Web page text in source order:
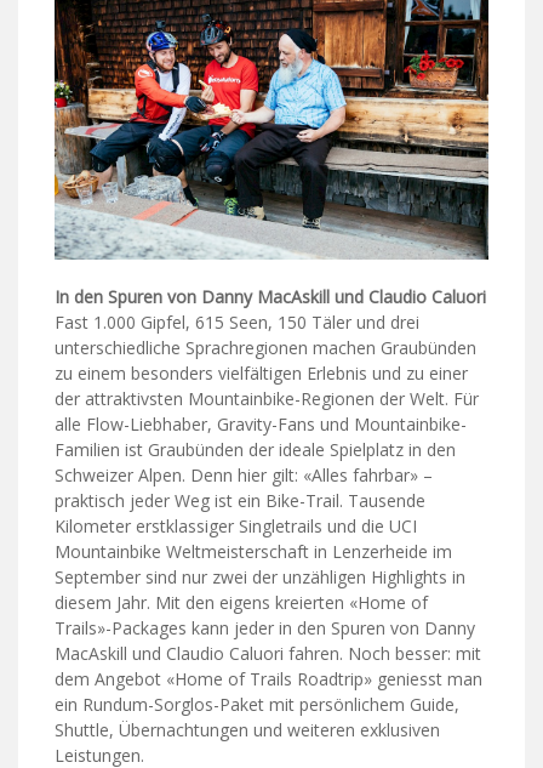
In den Spuren von Danny MacAskill und Claudio Caluori
Fast 1.000 Gipfel, 615 Seen, 150 Täler und drei
unterschiedliche Sprachregionen machen Graubünden
zu einem besonders vielfältigen Erlebnis und zu einer
der attraktivsten Mountainbike-Regionen der Welt. Für
alle Flow-Liebhaber, Gravity-Fans und Mountainbike-
Familien ist Graubünden der ideale Spielplatz in den
Schweizer Alpen. Denn hier gilt: «Alles fahrbar» –
praktisch jeder Weg ist ein Bike-Trail. Tausende
Kilometer erstklassiger Singletrails und die UCI
Mountainbike Weltmeisterschaft in Lenzerheide im
September sind nur zwei der unzähligen Highlights in
diesem Jahr. Mit den eigens kreierten «Home of
Trails»-Packages kann jeder in den Spuren von Danny
MacAskill und Claudio Caluori fahren. Noch besser: mit
dem Angebot «Home of Trails Roadtrip» geniesst man
ein Rundum-Sorglos-Paket mit persönlichem Guide,
Shuttle, Übernachtungen und weiteren exklusiven
Leistungen.